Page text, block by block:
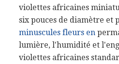
violettes africaines
six pouces de diamètre et
minuscules fleurs en
lumière, l'humidité et
violettes africaines